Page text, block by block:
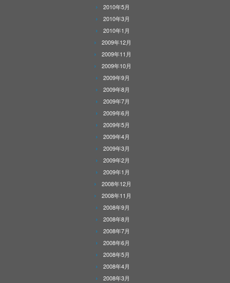
2010年5月
2010年3月
2010年1月
2009年12月
2009年11月
2009年10月
2009年9月
2009年8月
2009年7月
2009年6月
2009年5月
2009年4月
2009年3月
2009年2月
2009年1月
2008年12月
2008年11月
2008年9月
2008年8月
2008年7月
2008年6月
2008年5月
2008年4月
2008年3月